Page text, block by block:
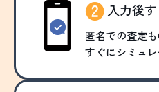
入力後
匿名での査定も
すぐにシミュレ